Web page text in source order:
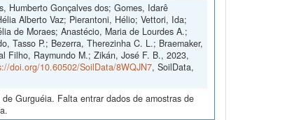
Humberto Gonçalves dos; Gomes, Idarê
Alberto Vaz; Pierantoni, Hélio; Vettori, Ida;
de Moraes; Anastécio, Maria de Lourdes A.;
Tasso P.; Bezerra, Therezinha C. L.; Braemaker,
Filho, Raymundo M.; Zikán, José F. B., 2023,
doi.org/10.60502/SoilData/8WQJN7, SoilData,
Gurguéia. Falta entrar dados de amostras de